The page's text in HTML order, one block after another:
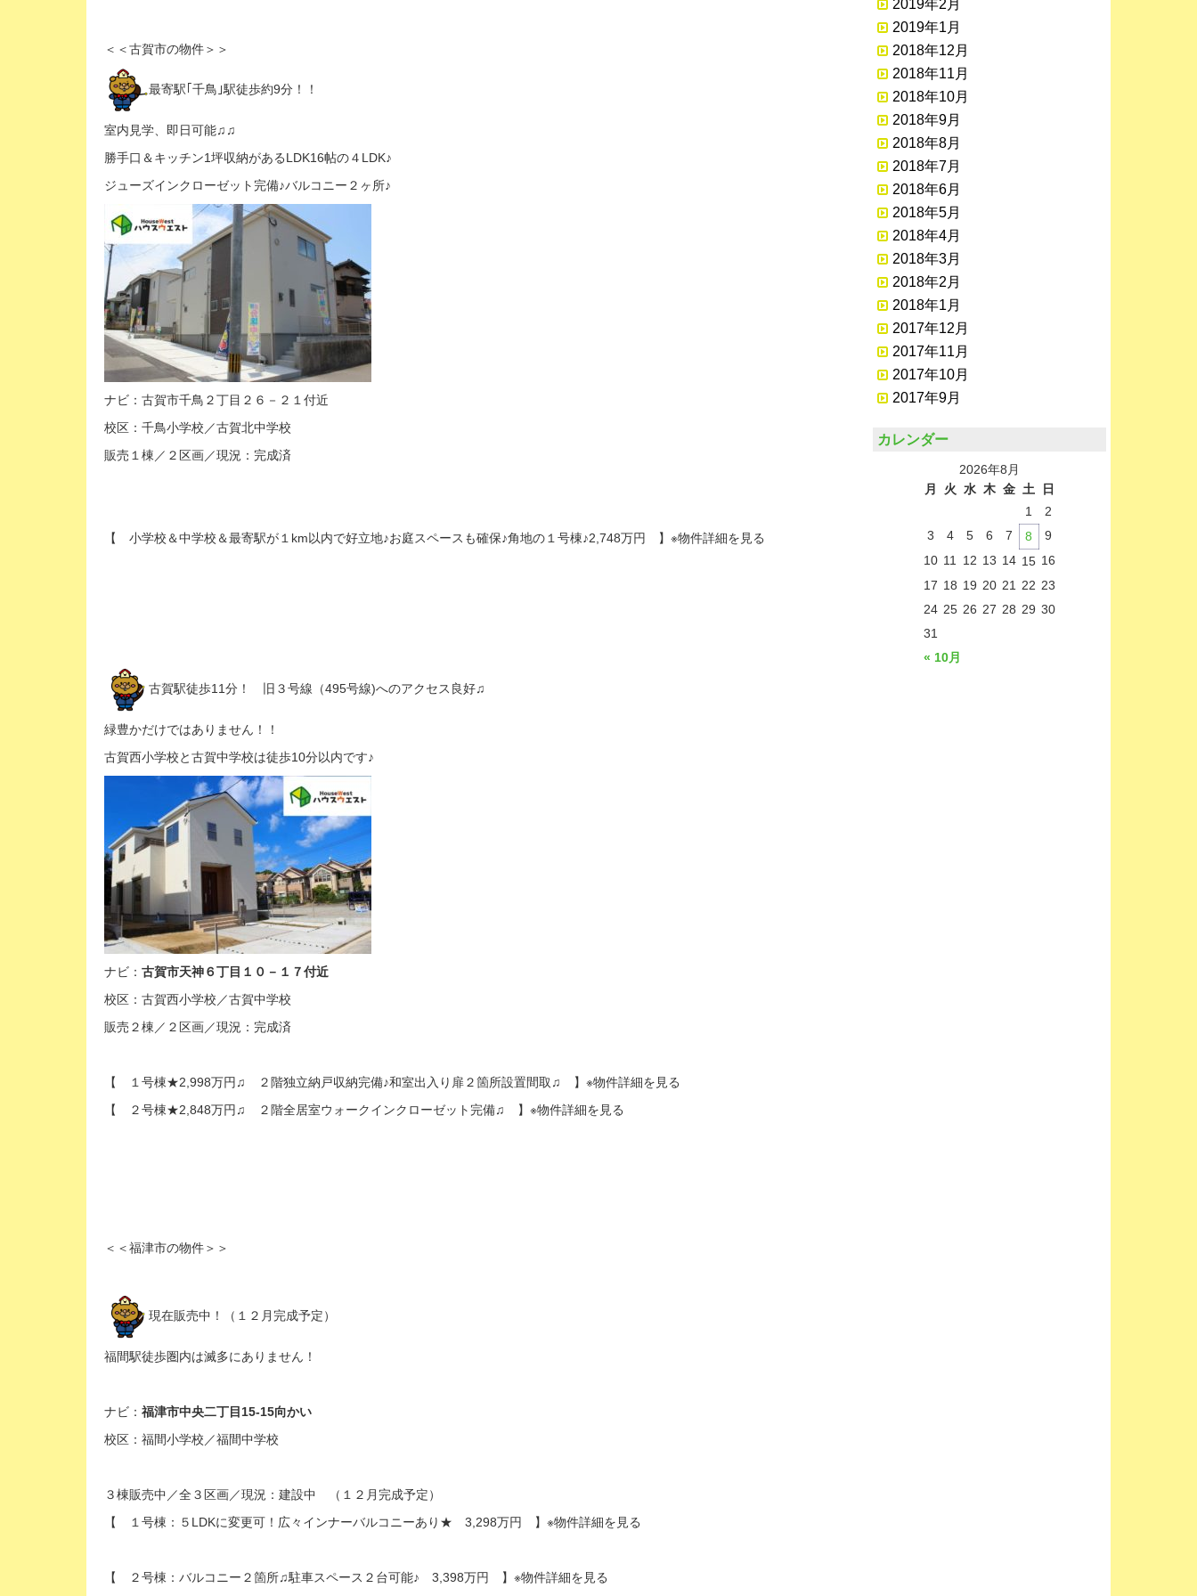
＜＜古賀市の物件＞＞
最寄駅｢千鳥｣駅徒歩約9分！！
室内見学、即日可能♫♫
勝手口＆キッチン1坪収納があるLDK16帖の４LDK♪
ジューズインクローゼット完備♪バルコニー２ヶ所♪
ナビ：古賀市千鳥２丁目２６－２１付近
校区：千鳥小学校／古賀北中学校
販売１棟／２区画／現況：完成済
【 小学校＆中学校＆最寄駅が１km以内で好立地♪お庭スペースも確保♪角地の１号棟♪2,748万円 】※物件詳細を見る
古賀駅徒歩11分！ 旧３号線（495号線)へのアクセス良好♫
緑豊かだけではありません！！
古賀西小学校と古賀中学校は徒歩10分以内です♪
ナビ： 古賀市天神６丁目１０－１７付近
校区：古賀西小学校／古賀中学校
販売２棟／２区画／現況：完成済
【 １号棟★2,998万円♫ ２階独立納戸収納完備♪和室出入り扉２箇所設置間取♫ 】※物件詳細を見る
【 ２号棟★2,848万円♫ ２階全居室ウォークインクローゼット完備♫ 】※物件詳細を見る
＜＜福津市の物件＞＞
現在販売中！（１２月完成予定）
福間駅徒歩圏内は滅多にありません！
ナビ： 福津市中央二丁目15-15向かい
校区：福間小学校／福間中学校
３棟販売中／全３区画／現況：建設中 （１２月完成予定）
【 １号棟：５LDKに変更可！広々インナーバルコニーあり★ 3,298万円 】※物件詳細を見る
【 ２号棟：バルコニー２箇所♫駐車スペース２台可能♪ 3,398万円 】※物件詳細を見る
2019年2月
2019年1月
2018年12月
2018年11月
2018年10月
2018年9月
2018年8月
2018年7月
2018年6月
2018年5月
2018年4月
2018年3月
2018年2月
2018年1月
2017年12月
2017年11月
2017年10月
2017年9月
カレンダー
2026年8月
月
火 水 木 金 土 日
« 10月
1
2
3
4 5 6 7 8
9
10 11 12 13 14 15 16
17 18 19 20 21 22 23
24 25 26 27 28 29 30
31